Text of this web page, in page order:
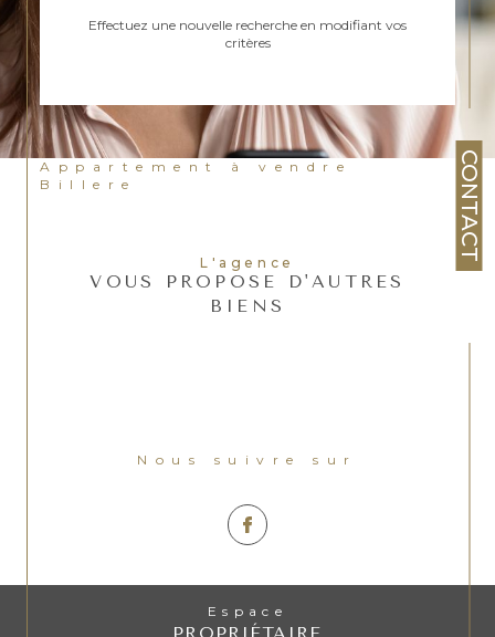
CONTACT
Effectuez une nouvelle recherche en modifiant vos
critères
Appartement à vendre
Billere
L'agence
VOUS PROPOSE D'AUTRES
BIENS
Nous suivre sur
Espace
PROPRIÉTAIRE